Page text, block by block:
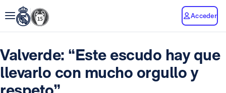
Acceder
Valverde: “Este escudo hay que
llevarlo con mucho orgullo y